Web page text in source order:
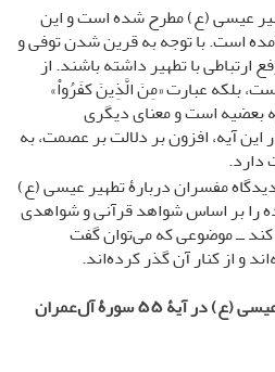
تطهیر عیسی (ع) مطرح شده است و این
است. با توجه به قرین شدن توفی و
ارتباطی با تطهیر داشته باشند. از
بلکه عبارت «مِنَ الَّذِینَ کفَرُواْ»
بعضیه است و معنای دیگری
آیه، افزون بر دلالت بر عصمت، به
دارد.
مفسران دربارۀ تطهیر عیسی (ع)
را بر اساس شواهد قرآنی و شواهدی
کند ــ موضوعی که می‌توان گفت
و از کنار آن گذر کرده‌اند.
۵۵ سورۀ آل‌عمران